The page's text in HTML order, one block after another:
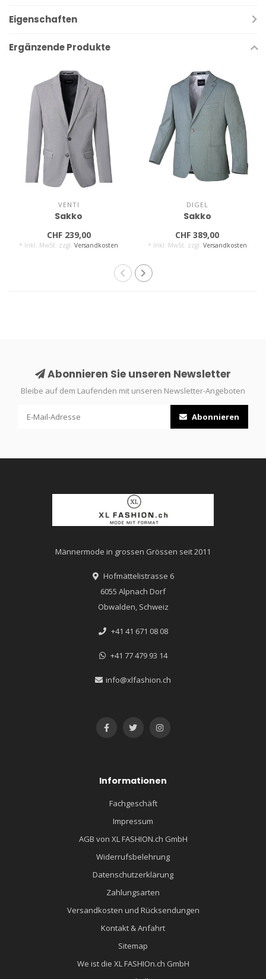
Eigenschaften
Ergänzende Produkte
VENTI
Sakko
CHF 239,00
* Inkl. MwSt. zzgl.Versandkosten
DIGEL
Sakko
CHF 389,00
* Inkl. MwSt. zzgl. Versandkosten
Abonnieren Sie unseren Newsletter
Bleibe auf dem Laufenden mit unseren Newsletter-Angeboten
Abonnieren
Männermode in grossen Grössen seit 2011
Hofmättelistrasse 6
6055 Alpnach Dorf
Obwalden, Schweiz
+41 41 671 08 08
+41 77 479 93 14
info@xlfashion.ch
Informationen
Fachgeschäft
Impressum
AGB von XL FASHION.ch GmbH
Widerrufsbelehrung
Datenschutzerklärung
Zahlungsarten
Versandkosten und Rücksendungen
Kontakt & Anfahrt
Sitemap
We ist die XL FASHIOn.ch GmbH